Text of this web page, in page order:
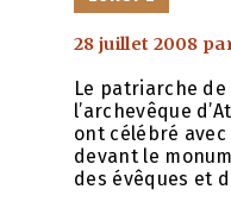
28 juillet 2008
Le patriarche
l’archevêque
ont célébré
devant le
des évêques et